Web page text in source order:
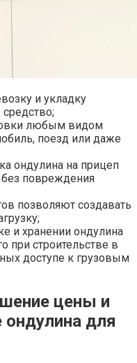
и укладку
средство;
любым видом
поезд или даже
ондулина на прицеп
повреждения
позволяют создавать
и хранении ондулина
при строительстве в
доступе к грузовым
цены и
ондулина для